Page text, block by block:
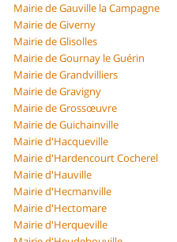
Mairie de Gauville la Campagne
Mairie de Giverny
Mairie de Glisolles
Mairie de Gournay le Guérin
Mairie de Grandvilliers
Mairie de Gravigny
Mairie de Grossœuvre
Mairie de Guichainville
Mairie d'Hacqueville
Mairie d'Hardencourt Cocherel
Mairie d'Hauville
Mairie d'Hecmanville
Mairie d'Hectomare
Mairie d'Herqueville